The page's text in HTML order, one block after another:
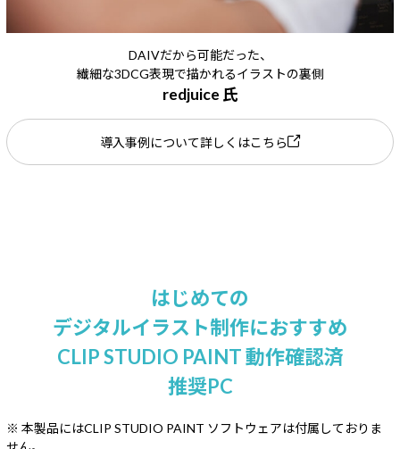
DAIVだから可能だった、
繊細な3DCG表現で描かれるイラストの裏側
redjuice 氏
導入事例について詳しくはこちら
はじめての
デジタルイラスト制作におすすめ
CLIP STUDIO PAINT 動作確認済
推奨PC
※ 本製品にはCLIP STUDIO PAINT ソフトウェアは付属しておりま